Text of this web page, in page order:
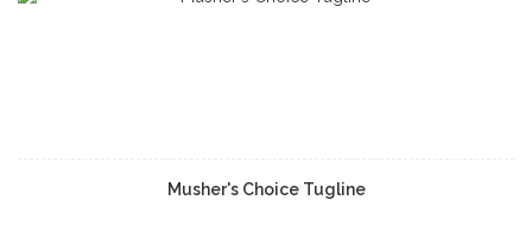
Musher's Choice Tugline